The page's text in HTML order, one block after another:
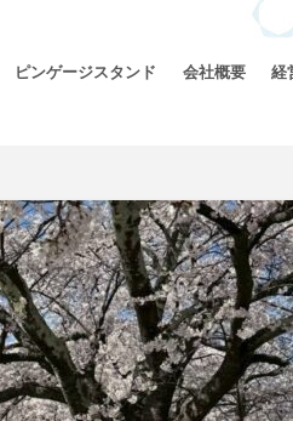
ピンゲージスタンド 会社概要 経